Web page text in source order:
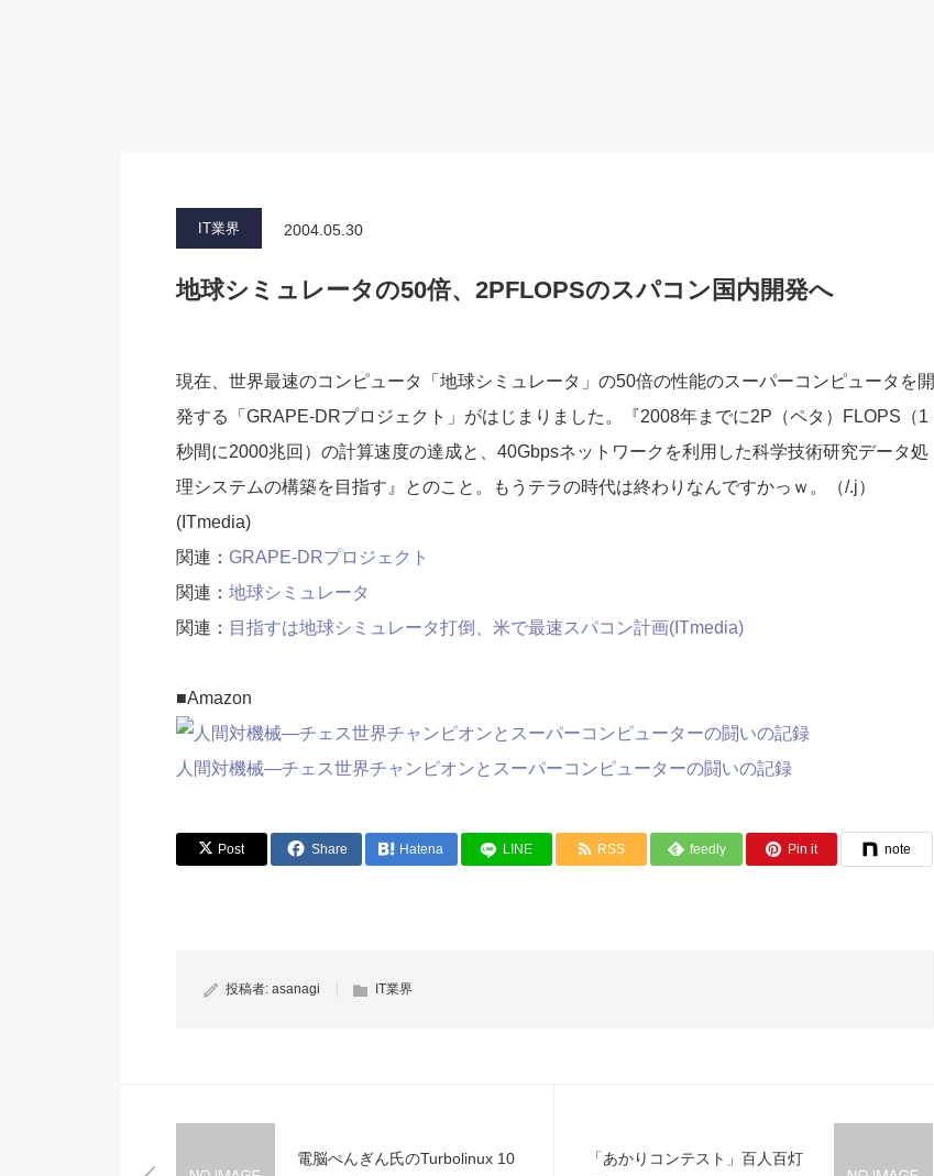
IT業界 2004.05.30
地球シミュレータの50倍、2PFLOPSのスパコン国内開発へ
現在、世界最速のコンピュータ「地球シミュレータ」の50倍の性能のスーパーコンピュータを開
発する「GRAPE-DRプロジェクト」がはじまりました。『2008年までに2P（ペタ）FLOPS（1
秒間に2000兆回）の計算速度の達成と、40Gbpsネットワークを利用した科学技術研究データ処
理システムの構築を目指す』とのこと。もうテラの時代は終わりなんですかっｗ。（/.j）
(ITmedia)
関連： GRAPE-DRプロジェクト
関連： 地球シミュレータ
関連： 目指すは地球シミュレータ打倒、米で最速スパコン計画(ITmedia)
■Amazon
人間対機械―チェス世界チャンピオンとスーパーコンピューターの闘いの記録
Post Share Hatena LINE RSS feedly Pin it note
投稿者: asanagi IT業界
電脳ぺんぎん氏のTurbolinux 10
「あかりコンテスト」百人百灯